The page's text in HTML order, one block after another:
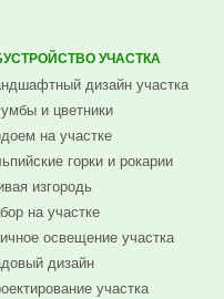
УЧАСТКА
дизайн участка
и цветники
на участке
горки и рокарии
изгородь
на участке
освещение участка
дизайн
участка